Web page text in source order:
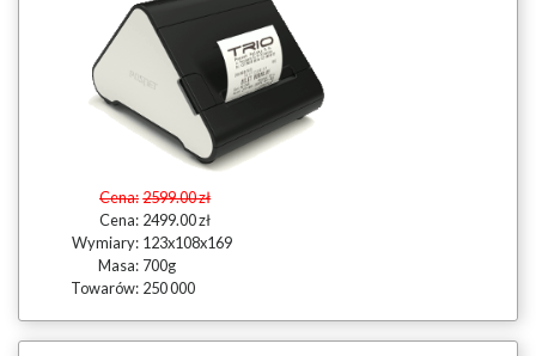
Cena:2599.00 zł
Cena: 2499.00 zł
Wymiary: 123x108x169
Masa: 700g
Towarów: 250 000